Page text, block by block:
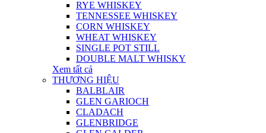
RYE WHISKEY
TENNESSEE WHISKEY
CORN WHISKEY
WHEAT WHISKEY
SINGLE POT STILL
DOUBLE MALT WHISKY
Xem tất cả
THƯƠNG HIỆU
BALBLAIR
GLEN GARIOCH
CLADACH
GLENBRIDGE